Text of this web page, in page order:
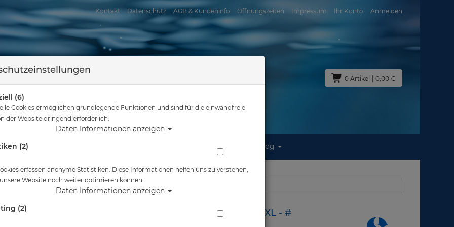
Kontakt Datenschutz AGB & Kundeninfo Öffnungszeiten Impressum Ihr Konto Anmelden
0 Artikel | 0,00 €
Reisen Blog
Tauchausrüstung Scubapro Trockentauch Handschuhe Easydon - Gr. XXL - #
Scubapro Trockentauch Handschuhe Easydon - Gr. XXL - #
(6)
Cookies ermöglichen grundlegende Funktionen und sind für die einwandfreie
der Website dringend erforderlich.
Daten Informationen anzeigen
(2)
erfassen anonyme Statistiken. Diese Informationen helfen uns zu verstehen,
Website noch weiter optimieren können.
Daten Informationen anzeigen
(2)